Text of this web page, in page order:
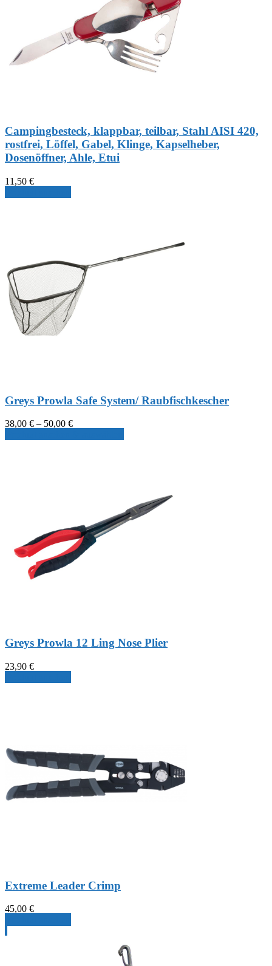
Campingbesteck, klappbar, teilbar, Stahl AISI 420,
rostfrei, Löffel, Gabel, Klinge, Kapselheber,
Dosenöffner, Ahle, Etui
11,50 €
Greys Prowla Safe System/ Raubfischkescher
38,00 € – 50,00 €Preisspanne:
Greys Prowla 12 Ling Nose Plier
23,90 €
Extreme Leader Crimp
45,00 €